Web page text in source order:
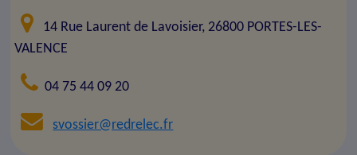
14 Rue Laurent de Lavoisier, 26800 PORTES-LES-
VALENCE
04 75 44 09 20
svossier@redrelec.fr